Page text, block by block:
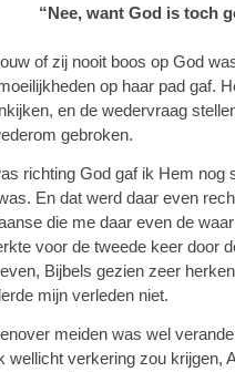
“Nee, want God is toch
of zij nooit boos op God
op haar pad gaf.
en de wedervraag
gebroken.
richting God gaf ik Hem nog
En dat werd daar even
die me daar even de
voor de tweede keer door
Bijbels gezien zeer
mijn verleden niet.
meiden was wel
wellicht verkering zou krijgen,